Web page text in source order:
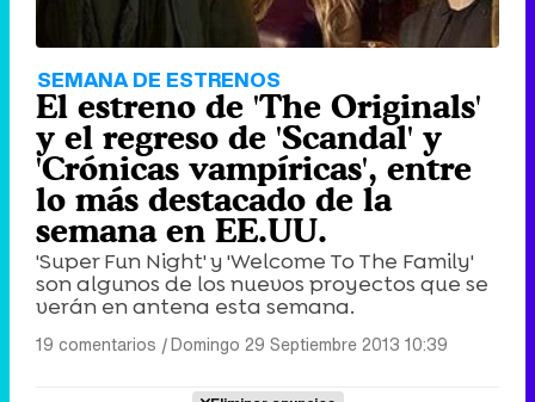
SEMANA DE ESTRENOS
El estreno de 'The Originals'
y el regreso de 'Scandal' y
'Crónicas vampíricas', entre
lo más destacado de la
semana en EE.UU.
'Super Fun Night' y 'Welcome To The Family'
son algunos de los nuevos proyectos que se
verán en antena esta semana.
19 comentarios |Domingo 29 Septiembre 2013 10:39